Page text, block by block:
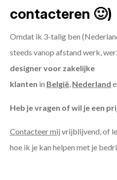
contacteren 🙂)
Omdat ik 3-talig ben
steeds vanop afstand werk,
designer voor zakelijke
klanten in België, Nederland
Heb je vragen of wil je een
Contacteer mij vrijblijvend, of
hoe ik je kan helpen met je